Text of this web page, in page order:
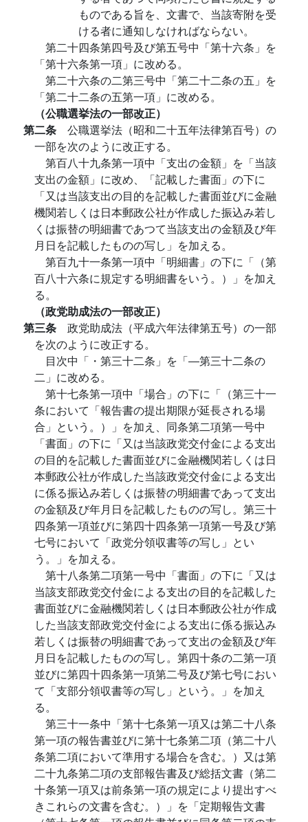
ものである旨を、文書で、当該寄附を受
ける者に通知しなければならない。
第二十四条第四号及び第五号中「第十六条」を
「第十六条第一項」に改める。
第二十六条の二第三号中「第二十二条の五」を
「第二十二条の五第一項」に改める。
（公職選挙法の一部改正）
第二条 公職選挙法（昭和二十五年法律第百号）の
一部を次のように改正する。
第百八十九条第一項中「支出の金額」を「当該
支出の金額」に改め、「記載した書面」の下に
「又は当該支出の目的を記載した書面並びに金融
機関若しくは日本郵政公社が作成した振込み若し
くは振替の明細書であつて当該支出の金額及び年
月日を記載したものの写し」を加える。
第百九十一条第一項中「明細書」の下に「（第
百八十六条に規定する明細書をいう。）」を加え
る。
（政党助成法の一部改正）
第三条 政党助成法（平成六年法律第五号）の一部
を次のように改正する。
目次中「・第三十二条」を「―第三十二条の
二」に改める。
第十七条第一項中「場合」の下に「（第三十一
条において「報告書の提出期限が延長される場
合」という。）」を加え、同条第二項第一号中
「書面」の下に「又は当該政党交付金による支出
の目的を記載した書面並びに金融機関若しくは日
本郵政公社が作成した当該政党交付金による支出
に係る振込み若しくは振替の明細書であって支出
の金額及び年月日を記載したものの写し。第三十
四条第一項並びに第四十四条第一項第一号及び第
七号において「政党分領収書等の写し」とい
う。」を加える。
第十八条第二項第一号中「書面」の下に「又は
当該支部政党交付金による支出の目的を記載した
書面並びに金融機関若しくは日本郵政公社が作成
した当該支部政党交付金による支出に係る振込み
若しくは振替の明細書であって支出の金額及び年
月日を記載したものの写し。第四十条の二第一項
並びに第四十四条第一項第二号及び第七号におい
て「支部分領収書等の写し」という。」を加え
る。
第三十一条中「第十七条第一項又は第二十八条
第一項の報告書並びに第十七条第二項（第二十八
条第二項において準用する場合を含む。）又は第
二十九条第二項の支部報告書及び総括文書（第二
十条第一項又は前条第一項の規定により提出すべ
きこれらの文書を含む。）」を「定期報告文書